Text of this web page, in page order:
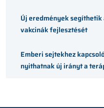
Új eredmények segíthetik
vakcinák fejlesztését
Emberi sejtekhez
nyithatnak új irányt a